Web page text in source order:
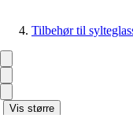
Tilbehør til
Vis større